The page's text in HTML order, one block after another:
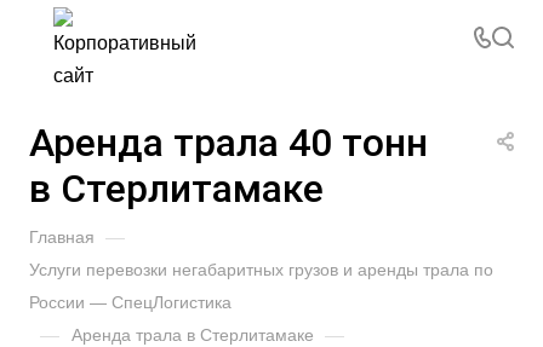
Аренда трала 40 тонн
в Стерлитамаке
Главная —
Услуги перевозки негабаритных грузов и аренды трала по
России — СпецЛогистика
— Аренда трала в Стерлитамаке —